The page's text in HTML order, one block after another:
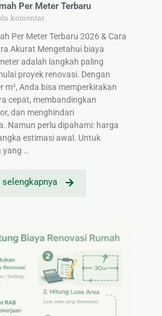
Per Meter Terbaru
komentar
Per Meter Terbaru 2026 & Cara
Akurat Mengetahui biaya
adalah langkah paling
proyek renovasi. Dengan
m², Anda bisa memperkirakan
cepat, membandingkan
dan menghindari
Namun perlu dipahami: harga
estimasi awal. Untuk
yang …
selengkapnya